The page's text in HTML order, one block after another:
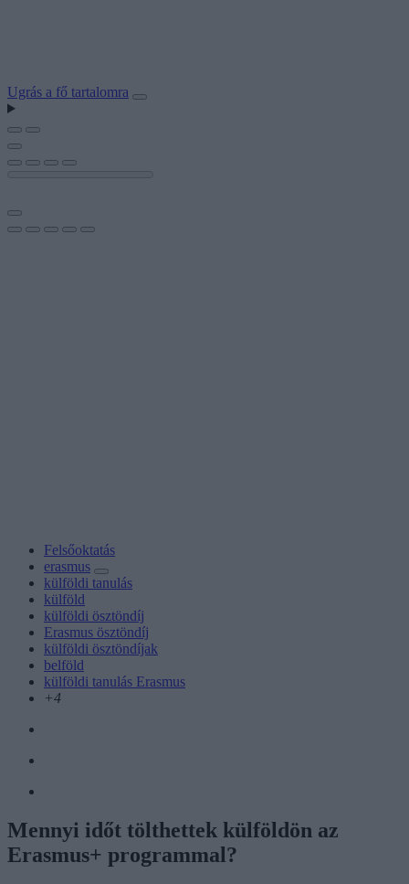
Ugrás a fő tartalomra
Felsőoktatás
erasmus
külföldi tanulás
külföld
külföldi ösztöndíj
Erasmus ösztöndíj
külföldi ösztöndíjak
belföld
külföldi tanulás Erasmus
+4
Mennyi időt tölthettek külföldön az
Erasmus+ programmal?